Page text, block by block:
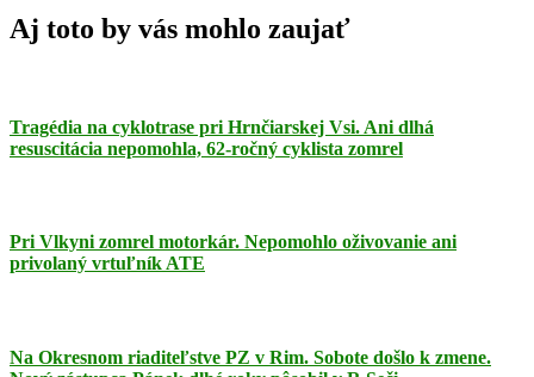
Aj toto by vás mohlo zaujať
Tragédia na cyklotrase pri Hrnčiarskej Vsi. Ani dlhá
resuscitácia nepomohla, 62-ročný cyklista zomrel
Pri Vlkyni zomrel motorkár. Nepomohlo oživovanie ani
privolaný vrtuľník ATE
Na Okresnom riaditeľstve PZ v Rim. Sobote došlo k zmene.